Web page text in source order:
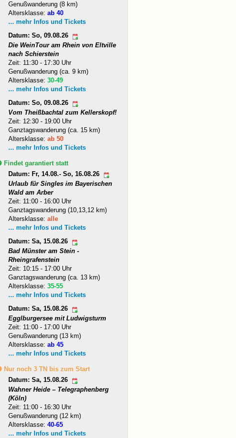
Genußwanderung (8 km)
Altersklasse:ab 40
... mehr Infos und Tickets
Datum: So, 09.08.26
Die WeinTour am Rhein von Eltville
nach Schierstein
Zeit: 11:30 - 17:30 Uhr
Genußwanderung (ca. 9 km)
Altersklasse:30-49
... mehr Infos und Tickets
Datum: So, 09.08.26
Vom Theißbachtal zum Kellerskopf!
Zeit: 12:30 - 19:00 Uhr
Ganztagswanderung (ca. 15 km)
Altersklasse:ab 50
... mehr Infos und Tickets
Findet garantiert statt
Datum: Fr, 14.08.- So, 16.08.26
Urlaub für Singles im Bayerischen
Wald am Arber
Zeit: 11:00 - 16:00 Uhr
Ganztagswanderung (10,13,12 km)
Altersklasse:alle
... mehr Infos und Tickets
Datum: Sa, 15.08.26
Bad Münster am Stein -
Rheingrafenstein
Zeit: 10:15 - 17:00 Uhr
Ganztagswanderung (ca. 13 km)
Altersklasse:35-55
... mehr Infos und Tickets
Datum: Sa, 15.08.26
Egglburgersee mit Ludwigsturm
Zeit: 11:00 - 17:00 Uhr
Genußwanderung (13 km)
Altersklasse:ab 45
... mehr Infos und Tickets
Nur noch 3 TN bis zum Start
Datum: Sa, 15.08.26
Wahner Heide – Telegraphenberg
(Köln)
Zeit: 11:00 - 16:30 Uhr
Genußwanderung (12 km)
Altersklasse:40-65
... mehr Infos und Tickets